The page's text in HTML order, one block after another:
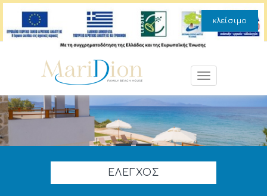
κλείσιμο
Toggle